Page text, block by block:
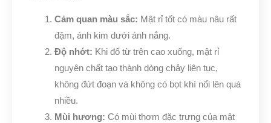
Cảm quan màu sắc: Mật rỉ tốt có màu nâu rất
đậm, ánh kim dưới ánh nắng.
Độ nhớt: Khi đổ từ trên cao xuống, mật rỉ
nguyên chất tạo thành dòng chảy liên tục,
không đứt đoạn và không có bọt khí nổi lên quá
nhiều.
Mùi hương: Có mùi thơm đặc trưng của mật